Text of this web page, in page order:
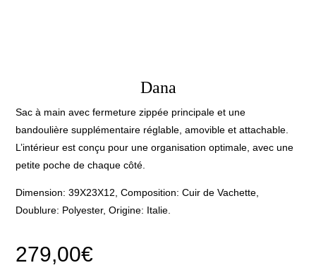
Dana
Sac à main avec fermeture zippée principale et une
bandoulière supplémentaire réglable, amovible et attachable.
L’intérieur est conçu pour une organisation optimale, avec une
petite poche de chaque côté.
Dimension: 39X23X12, Composition: Cuir de Vachette,
Doublure: Polyester, Origine: Italie.
279,00€